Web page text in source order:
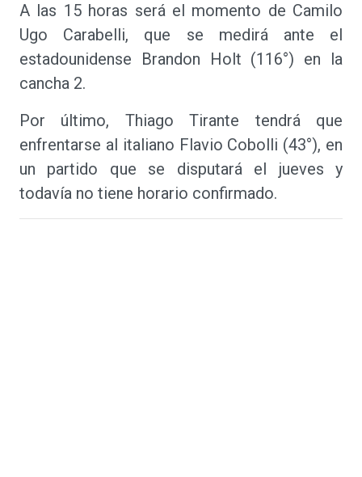
A las 15 horas será el momento de Camilo
Ugo Carabelli, que se medirá ante el
estadounidense Brandon Holt (116°) en la
cancha 2.
Por último, Thiago Tirante tendrá que
enfrentarse al italiano Flavio Cobolli (43°), en
un partido que se disputará el jueves y
todavía no tiene horario confirmado.